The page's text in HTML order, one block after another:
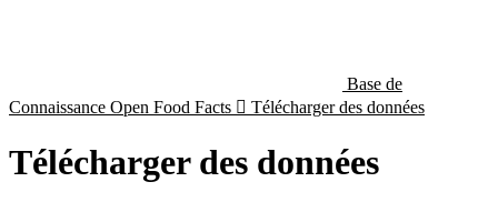
Base de
Connaissance Open Food Facts  Télécharger des données
Télécharger des données